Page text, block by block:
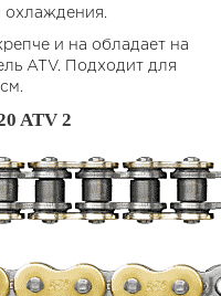
охлаждения.
и на обладает на
ATV. Подходит для
ATV 2